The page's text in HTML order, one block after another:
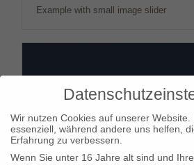
Example with small image slider
Wir nutzen Cookies auf unserer Website.
essenziell, während andere uns helfen,
Erfahrung zu verbessern.
Wenn Sie unter 16 Jahre alt sind und